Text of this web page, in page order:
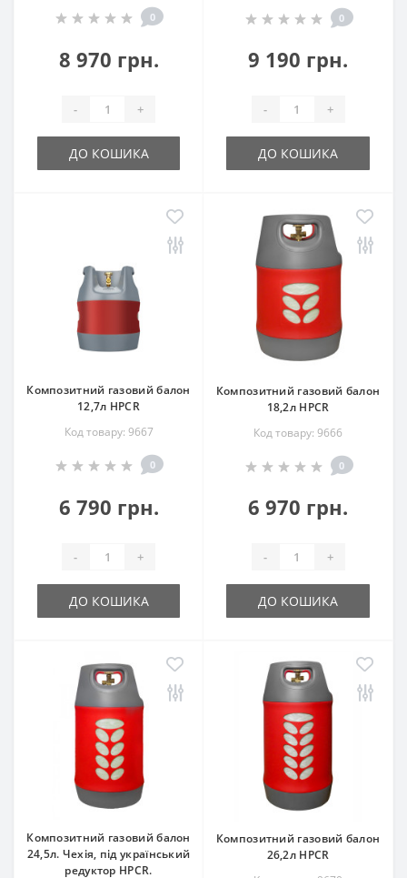
0
8 970 грн.
- +
ДО КОШИКА
0
9 190 грн.
- +
ДО КОШИКА
Композитний газовий балон
12,7л HPCR
Код товару: 9667
0
6 790 грн.
- +
ДО КОШИКА
Композитний газовий балон
18,2л HPCR
Код товару: 9666
0
6 970 грн.
- +
ДО КОШИКА
Композитний газовий балон
24,5л. Чехія, під український
редуктор HPCR.
Композитний газовий балон
26,2л HPCR